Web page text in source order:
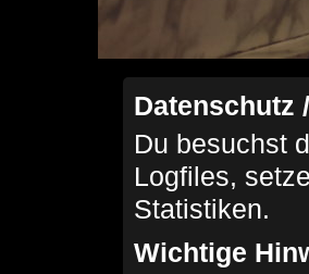
Datenschutz
Du besuchst
Logfiles,
Statistiken.
Wichtige